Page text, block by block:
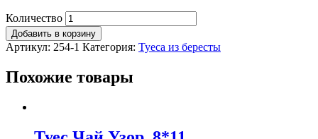
Количество
Добавить в корзину
Артикул: 254-1 Категория: Туеса из бересты
Похожие товары